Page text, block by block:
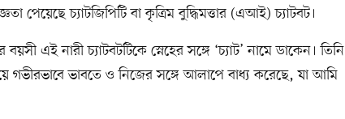
পেয়েছে চ্যাটজিপিটি বা কৃত্রিম বুদ্ধিমত্তার (এআই) চ্যাটবট।
বয়সী এই নারী চ্যাটবটটিকে স্নেহের সঙ্গে ‘চ্যাট’ নামে ডাকেন। তিনি
গভীরভাবে ভাবতে ও নিজের সঙ্গে আলাপে বাধ্য করেছে, যা আমি